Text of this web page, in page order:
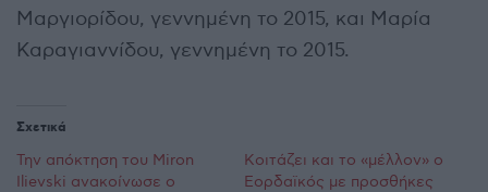
Μαργιορίδου, γεννημένη το 2015, και Μαρία
Καραγιαννίδου, γεννημένη το 2015.
Σχετικά
Την απόκτηση του Miron
Ilievski ανακοίνωσε ο
Κοιτάζει και το «μέλλον» ο
Εορδαϊκός με προσθήκες